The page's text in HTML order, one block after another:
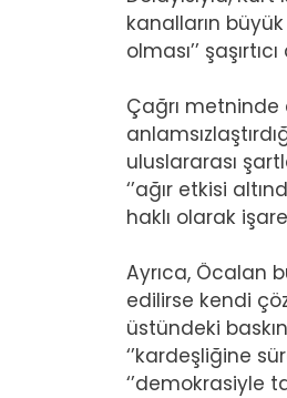
kanalların
olması’’
Çağrı metninde
uluslararası
‘’ağır etkisi
haklı olarak
Ayrıca, Öcalan
edilirse kendi
üstündeki
‘’kardeşliğine
‘’demokrasiyle